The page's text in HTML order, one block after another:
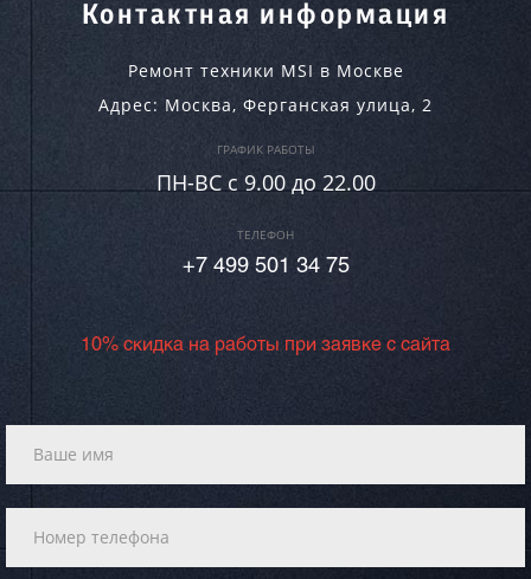
Контактная информация
Ремонт техники MSI в Москве
Адрес: Москва, Ферганская улица, 2
ГРАФИК РАБОТЫ
ПН-ВC c 9.00 до 22.00
ТЕЛЕФОН
+7 499 501 34 75
10% скидка на работы при заявке с сайта